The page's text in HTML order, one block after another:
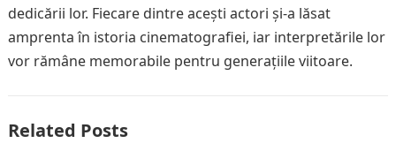
dedicării lor. Fiecare dintre acești actori și-a lăsat
amprenta în istoria cinematografiei, iar interpretările lor
vor rămâne memorabile pentru generațiile viitoare.
Related Posts